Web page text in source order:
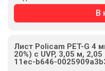
В
Лист Policam PET-G 4
20%) с UVP, 3,05 м,
11ec-b646-